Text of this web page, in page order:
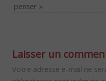
penser »
Laisser un
Votre adresse e-mail ne